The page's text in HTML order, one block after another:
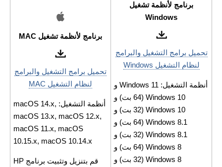
برنامج لأنظمة تشغيل
Windows
تحميل برامج التشغيل والبرامج
لنظام التشغيل Windows
أنظمة التشغيل: Windows 11 و
Windows 10 (64 بت) و
Windows 10 (32 بت) و
Windows 8.1 (64 بت) و
Windows 8.1 (32 بت) و
Windows 8 (64 بت) و
Windows 8 (32 بت) و
برنامج لأنظمة تشغيل MAC
تحميل برامج التشغيل والبرامج
لنظام التشغيل MAC
أنظمة التشغيل: macOS 14.x,
macOS 13.x, macOS 12.x,
macOS 11.x, macOS
10.15.x, macOS 10.14.x
قم بتنزيل وتثبيت برنامج HP